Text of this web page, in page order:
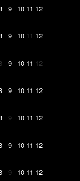
9 10 11 12
9 10 11 12
9 10 11 12
9 10 11 12
9 10 11 12
9 10 11 12
9 10 11 12